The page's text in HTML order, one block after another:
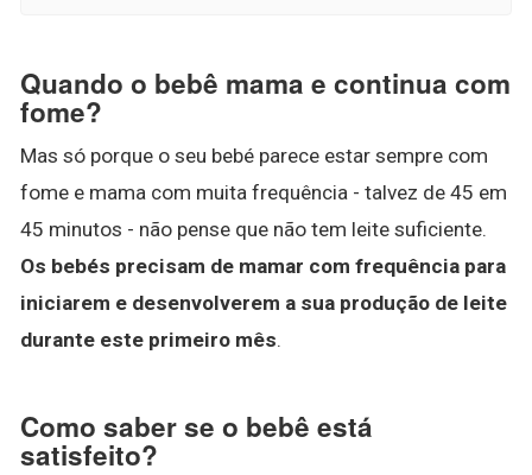
Quando o bebê mama e continua com
fome?
Mas só porque o seu bebé parece estar sempre com
fome e mama com muita frequência - talvez de 45 em
45 minutos - não pense que não tem leite suficiente.
Os bebés precisam de mamar com frequência para
iniciarem e desenvolverem a sua produção de leite
durante este primeiro mês.
Como saber se o bebê está
satisfeito?